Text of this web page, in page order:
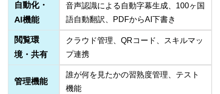
自動化・
AI機能
音声認識による自動字幕生成、100ヶ国
語自動翻訳、PDFからAI下書き
閲覧環
境・共有
クラウド管理、QRコード、スキルマッ
プ連携
管理機能
誰が何を見たかの習熟度管理、テスト
機能